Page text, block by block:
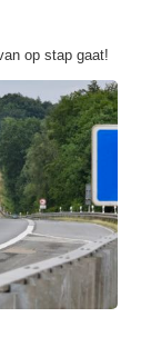
op stap gaat!